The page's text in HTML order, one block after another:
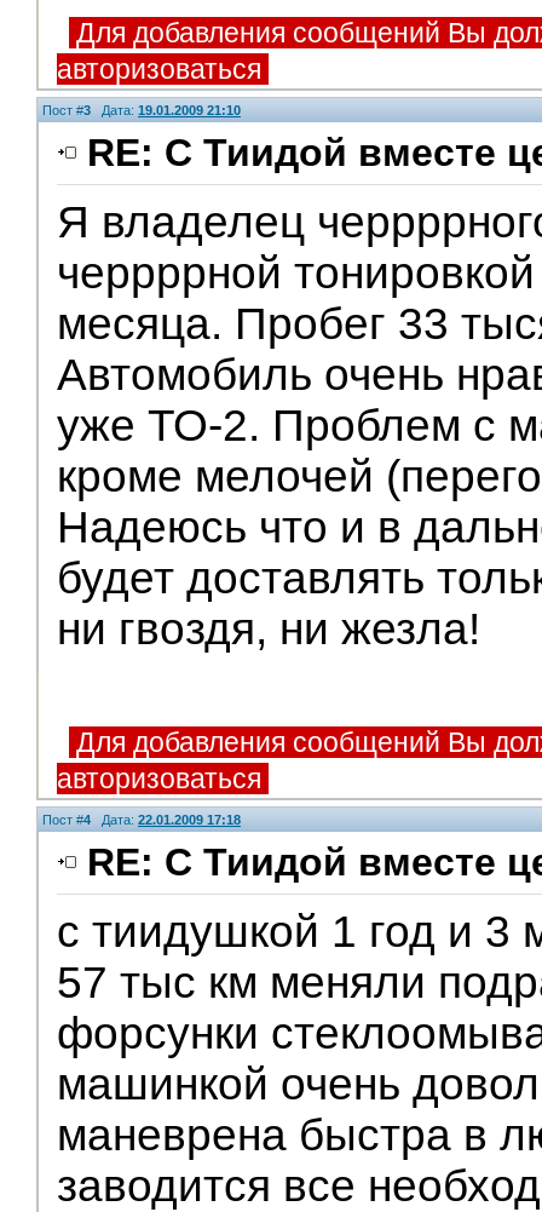
Для добавления сообщений Вы
авторизоваться
Пост #3 Дата: 19.01.2009 21:10
RE: С Тиидой вместе
Я владелец
черрррной
месяца. Пробег 33
Автомобиль очень
уже ТО-2. Проблем с
кроме мелочей
Надеюсь что и в
будет доставлять
ни гвоздя, ни жезла!
Для добавления сообщений Вы
авторизоваться
Пост #4Дата: 22.01.2009 17:18
RE: С Тиидой вместе
с тиидушкой 1 год и 3
57 тыс км меняли
форсунки
машинкой очень
маневрена быстра в
заводится все